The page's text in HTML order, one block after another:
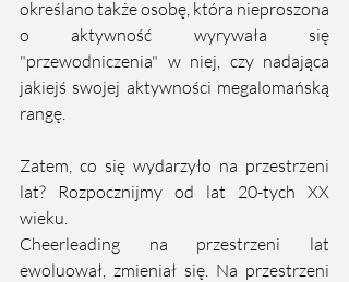
określano także osobę, która nieproszona
o aktywność wyrywała się
"przewodniczenia" w niej, czy nadająca
jakiejś swojej aktywności megalomańską
rangę.
Zatem, co się wydarzyło na przestrzeni
lat? Rozpocznijmy od lat 20-tych XX
wieku.
Cheerleading na przestrzeni lat
ewoluował, zmieniał się. Na przestrzeni